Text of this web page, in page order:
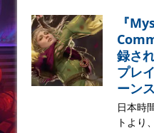
『
録さ
プレ
ーン
日本時
トより